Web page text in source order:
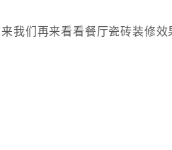
我们再来看看餐厅瓷砖装修效